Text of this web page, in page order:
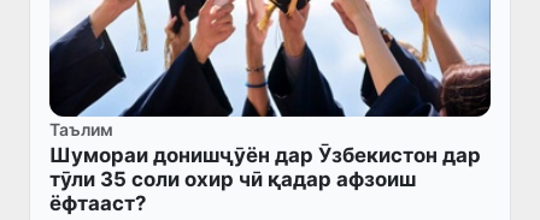
Таълим
Шумораи донишҷӯён дар Ӯзбекистон дар
тӯли 35 соли охир чӣ қадар афзоиш
ёфтааст?